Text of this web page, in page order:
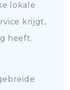
lokale
krijgt,
heeft.